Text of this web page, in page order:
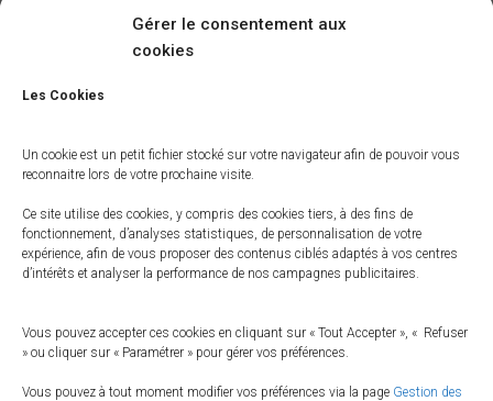
Gérer le consentement aux
cookies
Les Cookies
Un cookie est un petit fichier stocké sur votre navigateur afin de pouvoir vous
reconnaitre lors de votre prochaine visite.
Ce site utilise des cookies, y compris des cookies tiers, à des fins de
fonctionnement, d’analyses statistiques, de personnalisation de votre
expérience, afin de vous proposer des contenus ciblés adaptés à vos centres
d’intérêts et analyser la performance de nos campagnes publicitaires.
Vous pouvez accepter ces cookies en cliquant sur « Tout Accepter », « Refuser
» ou cliquer sur « Paramétrer » pour gérer vos préférences.
Vous pouvez à tout moment modifier vos préférences via la page Gestion des
Markup: Image Alignment
Proin ut quam eros. Donec sed lobortis diam. Nulla nec odio lacus.
lorem ante, malesuada in mollis nec, auctor nec massa. Aenean
Lire la suite…